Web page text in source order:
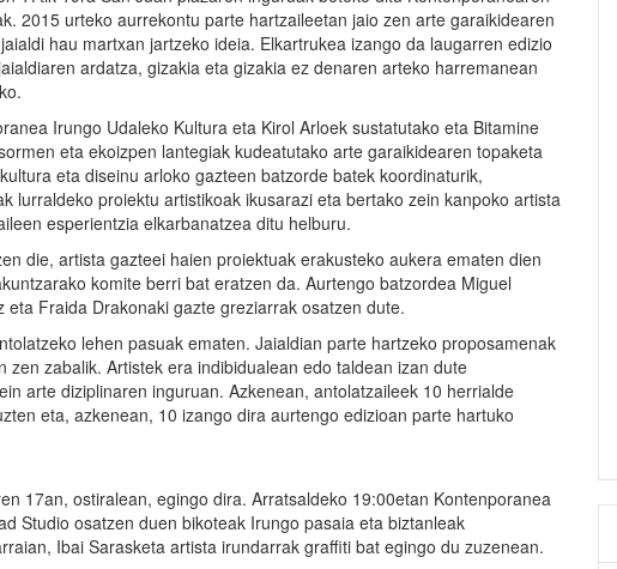
2015 urteko aurrekontu parte hartzaileetan jaio zen arte garaikidearen
hau martxan jartzeko ideia. Elkartrukea izango da laugarren edizio
ardatza, gizakia eta gizakia ez denaren arteko harremanean
Irungo Udaleko Kultura eta Kirol Arloek sustatutako eta Bitamine
eta ekoizpen lantegiak kudeatutako arte garaikidearen topaketa
eta diseinu arloko gazteen batzorde batek koordinaturik,
lurraldeko proiektu artistikoak ikusarazi eta bertako zein kanpoko artista
esperientzia elkarbanatzea ditu helburu.
die, artista gazteei haien proiektuak erakusteko aukera ematen dien
komite berri bat eratzen da. Aurtengo batzordea Miguel
Fraida Drakonaki gazte greziarrak osatzen dute.
lehen pasuak ematen. Jaialdian parte hartzeko proposamenak
zabalik. Artistek era indibidualean edo taldean izan dute
arte diziplinaren inguruan. Azkenean, antolatzaileek 10 herrialde
eta, azkenean, 10 izango dira aurtengo edizioan parte hartuko
17an, ostiralean, egingo dira. Arratsaldeko 19:00etan Kontenporanea
Studio osatzen duen bikoteak Irungo pasaia eta biztanleak
Ibai Sarasketa artista irundarrak graffiti bat egingo du zuzenean.